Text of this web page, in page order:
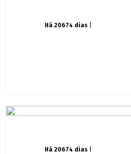
Há 20674 dias
Há 20674 dias